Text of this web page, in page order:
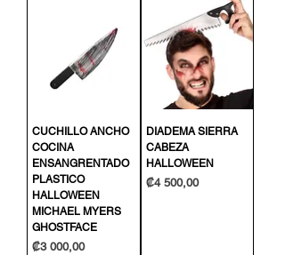
CUCHILLO ANCHO
COCINA
ENSANGRENTADO
PLASTICO
HALLOWEEN
MICHAEL MYERS
GHOSTFACE
Precio
₡3 000,00
DIADEMA SIERRA
CABEZA
HALLOWEEN
Precio
₡4 500,00